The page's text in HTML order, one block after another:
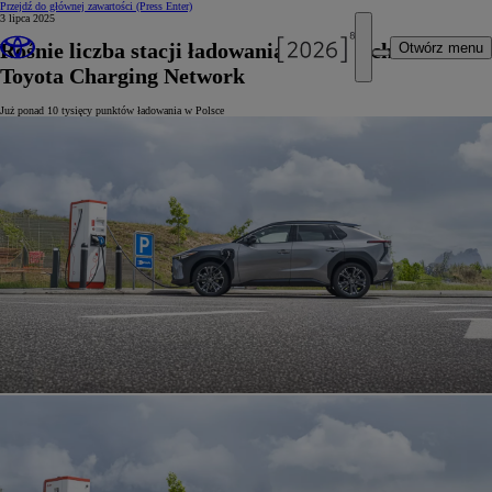
Przejdź do głównej zawartości (Press Enter)
Otwórz menu
3 lipca 2025
Rośnie liczba stacji ładowania należących do sieci
Toyota Charging Network
Już ponad 10 tysięcy punktów ładowania w Polsce